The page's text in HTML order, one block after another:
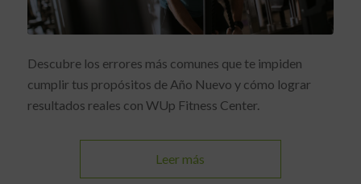
Descubre los errores más comunes que te impiden
cumplir tus propósitos de Año Nuevo y cómo lograr
resultados reales con WUp Fitness Center.
Leer más